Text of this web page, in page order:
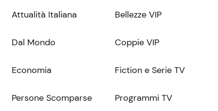
Attualità Italiana
Dal Mondo
Economia
Persone Scomparse
Bellezze VIP
Coppie VIP
Fiction e Serie TV
Programmi TV